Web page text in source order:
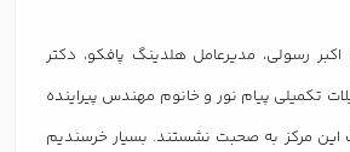
رسولی، مدیرعامل هلدینگ پافکو، دکتر
تکمیلی پیام نور و خانوم مهندس پیراینده
این مرکز به صحبت نشستند. بسیار خرسندیم